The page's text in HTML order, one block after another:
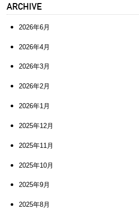
ARCHIVE
2026年6月
2026年4月
2026年3月
2026年2月
2026年1月
2025年12月
2025年11月
2025年10月
2025年9月
2025年8月